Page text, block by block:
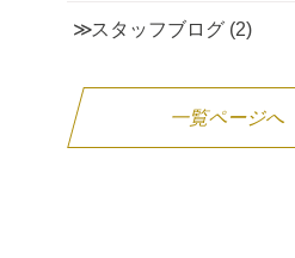
スタッフブログ (2)
一覧ページへ